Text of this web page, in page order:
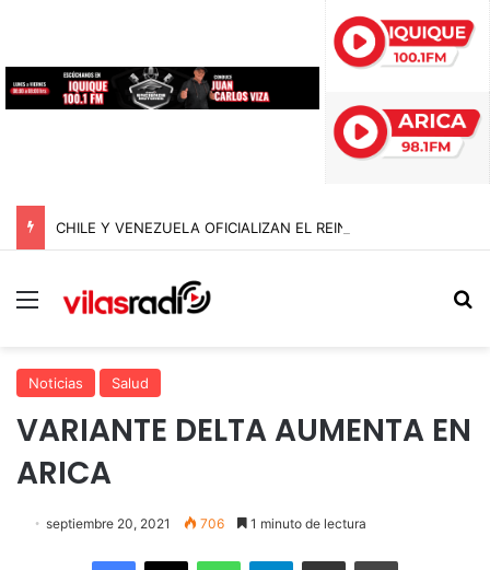
Menú
Noticias Salud
VARIANTE DELTA AUMENTA EN
ARICA
septiembre 20, 2021 706 1 minuto de lectura
Facebook
X WhatsAppTelegramEnviar vía email Imprimir